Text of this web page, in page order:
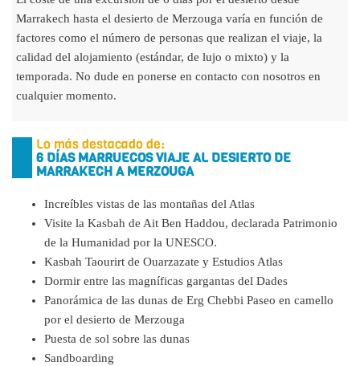
Marrakech hasta el desierto de Merzouga varía en función de
factores como el número de personas que realizan el viaje, la
calidad del alojamiento (estándar, de lujo o mixto) y la
temporada. No dude en ponerse en contacto con nosotros en
cualquier momento.
Lo más destacado de:
6 DÍAS MARRUECOS VIAJE AL DESIERTO DE
MARRAKECH A MERZOUGA
Increíbles vistas de las montañas del Atlas
Visite la Kasbah de Ait Ben Haddou, declarada Patrimonio
de la Humanidad por la UNESCO.
Kasbah Taourirt de Ouarzazate y Estudios Atlas
Dormir entre las magníficas gargantas del Dades
Panorámica de las dunas de Erg Chebbi Paseo en camello
por el desierto de Merzouga
Puesta de sol sobre las dunas
Sandboarding